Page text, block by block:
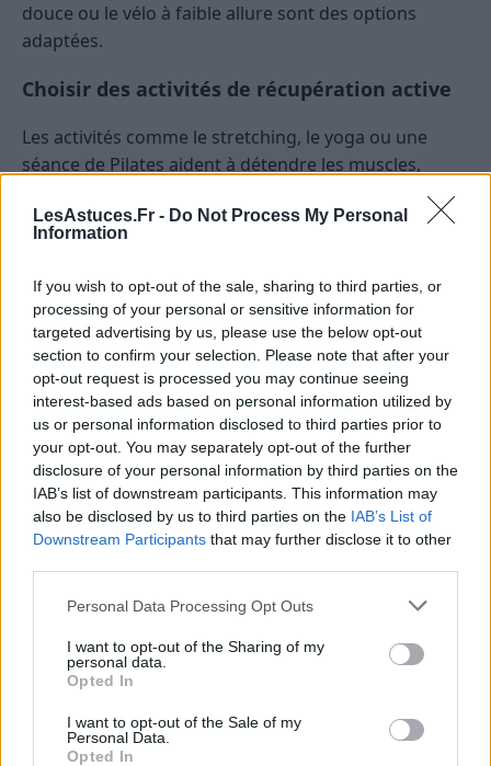
LesAstuces.Fr - Do Not Process My Personal
Information
If you wish to opt-out of the sale, sharing to third parties, or
processing of your personal or sensitive information for
targeted advertising by us, please use the below opt-out
section to confirm your selection. Please note that after your
opt-out request is processed you may continue seeing
interest-based ads based on personal information utilized by
us or personal information disclosed to third parties prior to
your opt-out. You may separately opt-out of the further
disclosure of your personal information by third parties on the
IAB’s list of downstream participants. This information may
also be disclosed by us to third parties on the IAB’s List of
Downstream Participants that may further disclose it to other
Personal Data Processing Opt Outs
I want to opt-out of the Sharing of my
personal data.
Opted In
I want to opt-out of the Sale of my
Personal Data.
Opted In
douce ou le vélo à faible allure sont des options
adaptées.
Choisir des activités de récupération active
Les activités comme le stretching, le yoga ou une
séance de Pilates aident à détendre les muscles,
sanguine, tout en étant moins exigeantes pour le
corps.
Respecter ses sensations et éviter la
surchauffe
Il est essentiel d’écouter ses sensations. Si des
douleurs ou une sensation de malaise apparaissent, il
faut arrêter immédiatement. Hydrater suffisamment
et privilégier un environnement calme et aéré pour
éviter la surchauffe ou l’épuisement.
Quand vaut-il mieux faire une pause
Il est toujours préférable de privilégier la
récupération si :
Vous ressentez une fatigue physique intense,
accompagnée de douleurs musculaires ou
articulaires.